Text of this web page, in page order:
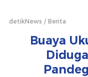
detikNews Berita
Buaya